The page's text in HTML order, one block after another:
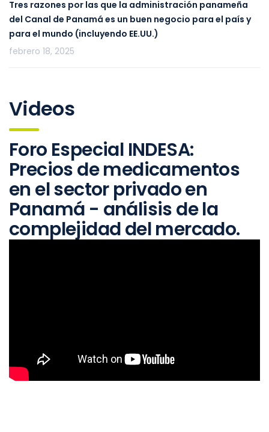
Tres razones por las que la administración panameña
del Canal de Panamá es un buen negocio para el país y
para el mundo (incluyendo EE.UU.)
febrero 18, 2025
Videos
Foro Especial INDESA:
Precios de medicamentos
en el sector privado en
Panamá - análisis de la
complejidad del mercado.